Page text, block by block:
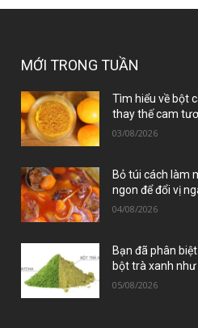
MỚI TRONG TUẦN
Tìm hiểu về bột
thay thế cam
03/08/2026
Bỏ túi cách làm
ngon để đổi vị
04/08/2026
Bạn đã phân
bột trà xanh như
05/08/2026